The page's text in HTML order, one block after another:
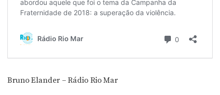
Bruno Elander – Rádio Rio Mar